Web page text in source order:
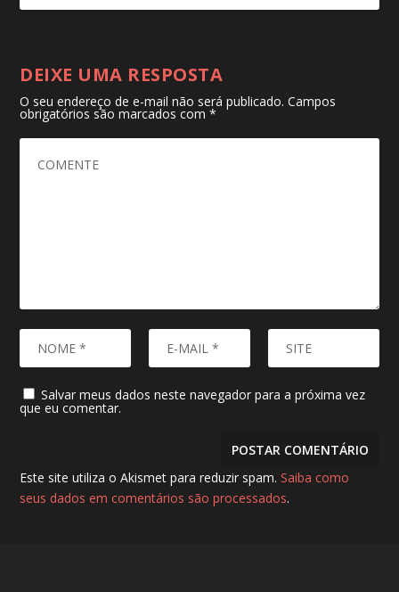
DEIXE UMA RESPOSTA
O seu endereço de e-mail não será publicado. Campos
obrigatórios são marcados com*
Salvar meus dados neste navegador para a próxima vez
que eu comentar.
Este site utiliza o Akismet para reduzir spam.Saiba como
seus dados em comentários são processados.